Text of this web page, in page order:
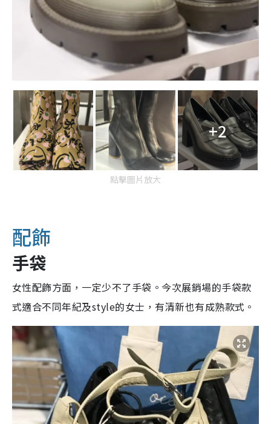
+2
點擊圖片放大
配飾
手袋
女性配飾方面，一定少不了手袋。今次展銷場的手袋款
式適合不同年紀及style的女士，有清新也有成熟款式。